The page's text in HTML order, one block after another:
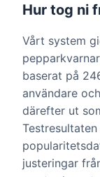
Hur tog ni
Vårt system
baserat på
användare
därefter ut
justeringar